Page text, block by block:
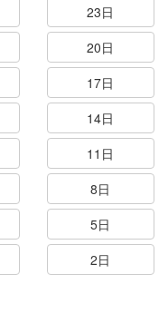
23日
20日
17日
14日
11日
8日
5日
2日